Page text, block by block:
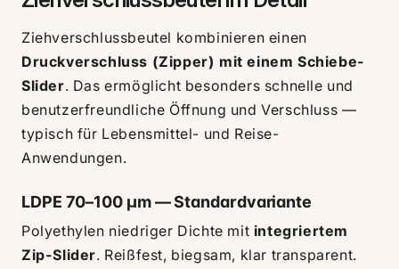
Ziehverschlussbeutel kombinieren einen
Druckverschluss (Zipper) mit einem Schiebe-
Slider. Das ermöglicht besonders schnelle und
benutzerfreundliche Öffnung und Verschluss —
typisch für Lebensmittel- und Reise-
Anwendungen.
LDPE 70–100 µm — Standardvariante
Polyethylen niedriger Dichte mit integriertem
Zip-Slider. Reißfest, biegsam, klar transparent.